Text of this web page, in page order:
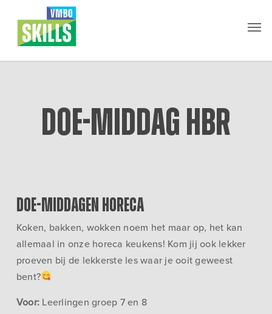
Doe-middag HBR
Doe-middagen horeca
Koken, bakken, wokken noem het maar op, het kan
allemaal in onze horeca keukens! Kom jij ook lekker
proeven bij de lekkerste les waar je ooit geweest
bent?
Voor: Leerlingen groep 7 en 8